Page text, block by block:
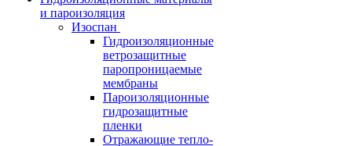
и пароизоляция
Изоспан
Гидроизоляционные
ветрозащитные
паропроницаемые
мембраны
Пароизоляционные
гидрозащитные
пленки
Отражающие тепло-